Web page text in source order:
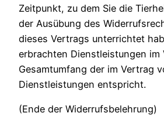
Zeitpunkt, zu dem Sie die
der Ausübung des
dieses Vertrags unterrichtet
erbrachten Dienstleistungen im
Gesamtumfang der im Vertrag
Dienstleistungen entspricht.
(Ende der Widerrufsbelehrung)